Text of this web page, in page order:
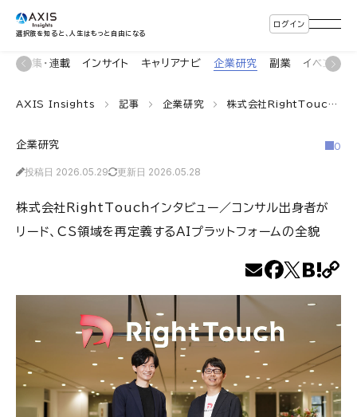
選択肢を知ると、人生はもっと自由になる
ログイン
特集・連載 インサイト キャリアナビ 企業研究 副業 イベント
AXIS Insights 記事 企業研究 株式会社RightTouchインタビュー／コンサル出身者がリード、CS領域を再定義するAIプラットフォームの全貌
企業研究
投稿日 2026.05.29 更新日 2026.05.28
0
株式会社RightTouchインタビュー／コンサル出身者が
リード、CS領域を再定義するAIプラットフォームの全貌